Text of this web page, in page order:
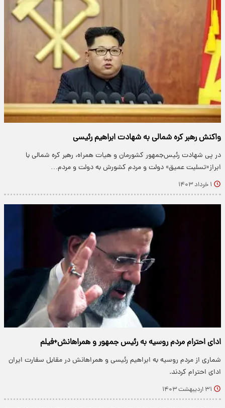
واکنش رهبر کره شمالی به شهادت ابراهیم رئیسی
در پی شهادت رئیس‌جمهور کشورمان و هیات همراه، رهبر کره شمالی با
ابراز«تسلیت عمیق» دولت و مردم کشورش به دولت و مردم…
۱ خرداد ۱۴۰۳
ادای احترام مردم روسیه به رئیس جمهور و همراهانش+فیلم
شماری از مردم روسیه به ابراهیم رئیسی و همراهانش در مقابل سفارت ایران
ادای احترام کردند.
۳۱ اردیبهشت ۱۴۰۳